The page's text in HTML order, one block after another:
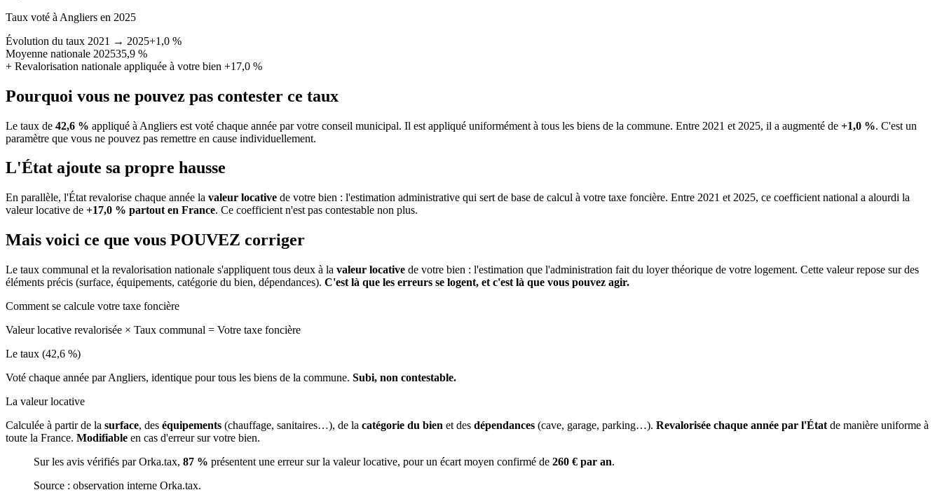
Taux voté à Angliers en 2025
Évolution du taux 2021 → 2025+1,0 %
Moyenne nationale 202535,9 %
+ Revalorisation nationale appliquée à votre bien +17,0 %
Pourquoi vous ne pouvez pas contester ce taux
Le taux de 42,6 % appliqué à Angliers est voté chaque année par votre conseil municipal. Il est appliqué uniformément à tous les biens de la commune. Entre 2021 et 2025, il a augmenté de +1,0 %. C'est un
paramètre que vous ne pouvez pas remettre en cause individuellement.
L'État ajoute sa propre hausse
En parallèle, l'État revalorise chaque année la valeur locative de votre bien : l'estimation administrative qui sert de base de calcul à votre taxe foncière. Entre 2021 et 2025, ce coefficient national a alourdi la
valeur locative de +17,0 % partout en France. Ce coefficient n'est pas contestable non plus.
Mais voici ce que vous POUVEZ corriger
Le taux communal et la revalorisation nationale s'appliquent tous deux à la valeur locative de votre bien : l'estimation que l'administration fait du loyer théorique de votre logement. Cette valeur repose sur des
éléments précis (surface, équipements, catégorie du bien, dépendances). C'est là que les erreurs se logent, et c'est là que vous pouvez agir.
Comment se calcule votre taxe foncière
Valeur locative revalorisée × Taux communal = Votre taxe foncière
Le taux (42,6 %)
Voté chaque année par Angliers, identique pour tous les biens de la commune. Subi, non contestable.
La valeur locative
Calculée à partir de la surface, des équipements (chauffage, sanitaires…), de la catégorie du bien et des dépendances (cave, garage, parking…). Revalorisée chaque année par l'État de manière uniforme à
toute la France. Modifiable en cas d'erreur sur votre bien.
Sur les avis vérifiés par Orka.tax, 87 % présentent une erreur sur la valeur locative, pour un écart moyen confirmé de 260 € par an.
Source : observation interne Orka.tax.